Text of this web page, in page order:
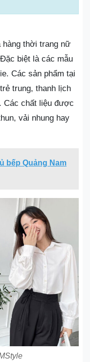
hàng thời trang nữ
biệt là các mẫu
Các sản phẩm tại
trung, thanh lịch
Các chất liệu được
vải nhung hay
bếp Quảng Nam